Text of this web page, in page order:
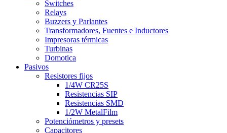
Switches
Relays
Buzzers y Parlantes
Transformadores, Fuentes e Inductores
Impresoras térmicas
Turbinas
Domotica
Pasivos
Resistores fijos
1/4W CR25S
Resistencias SIP
Resistencias SMD
1/2W MetalFilm
Potenciómetros y presets
Capacitores